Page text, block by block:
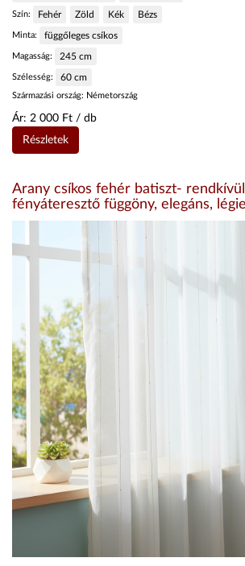
Szín: Fehér Zöld Kék Bézs
Minta: függőleges csíkos
Magasság: 245 cm
Szélesség: 60 cm
Származási ország: Németország
Ár: 2 000 Ft / db
Részletek
Arany csíkos fehér batiszt-
fényáteresztő függöny, elegáns,